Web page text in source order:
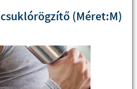
csuklórögzítő (Méret:M)